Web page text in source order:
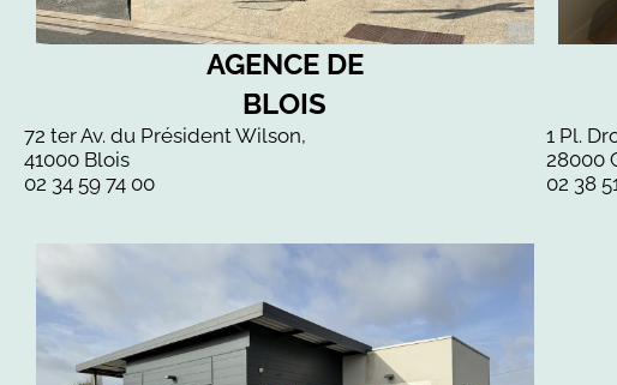
AGENCE DE
BLOIS
72 ter Av. du Président Wilson,
41000 Blois
02 34 59 74 00
1 Pl.
28000
02 38